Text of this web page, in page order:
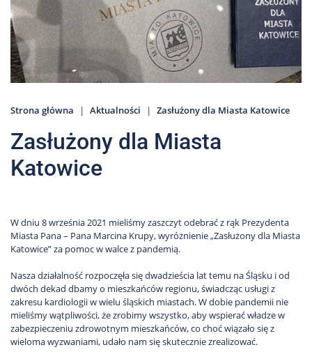
801
502
302
Strona główna Aktualności Zasłużony dla Miasta Katowice
Zasłużony dla Miasta
Katowice
W dniu 8 września 2021 mieliśmy zaszczyt odebrać z rąk Prezydenta
Miasta Pana – Pana Marcina Krupy, wyróżnienie „Zasłużony dla Miasta
Katowice” za pomoc w walce z pandemią.
Nasza działalność rozpoczęła się dwadzieścia lat temu na Śląsku i od
dwóch dekad dbamy o mieszkańców regionu, świadcząc usługi z
zakresu kardiologii w wielu śląskich miastach. W dobie pandemii nie
mieliśmy wątpliwości, że zrobimy wszystko, aby wspierać władze w
zabezpieczeniu zdrowotnym mieszkańców, co choć wiązało się z
wieloma wyzwaniami, udało nam się skutecznie zrealizować.